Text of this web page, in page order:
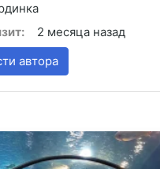
2 месяца назад
автора